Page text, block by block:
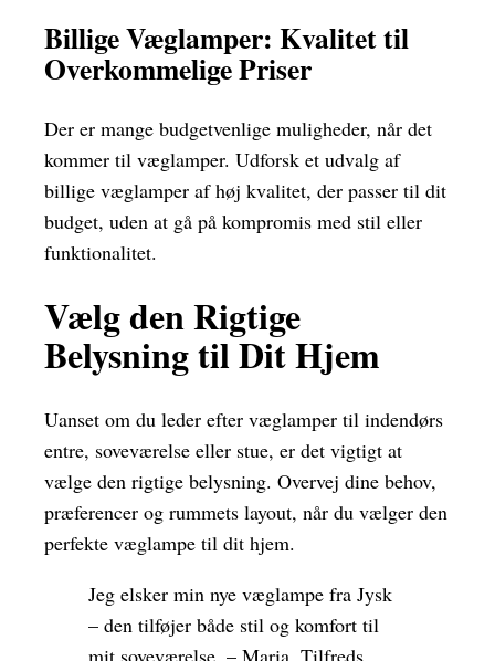
Billige Væglamper: Kvalitet til
Overkommelige Priser
Der er mange budgetvenlige muligheder, når det
kommer til væglamper. Udforsk et udvalg af
billige væglamper af høj kvalitet, der passer til dit
budget, uden at gå på kompromis med stil eller
funktionalitet.
Vælg den Rigtige
Belysning til Dit Hjem
Uanset om du leder efter væglamper til indendørs
entre, soveværelse eller stue, er det vigtigt at
vælge den rigtige belysning. Overvej dine behov,
præferencer og rummets layout, når du vælger den
perfekte væglampe til dit hjem.
Jeg elsker min nye væglampe fra Jysk
– den tilføjer både stil og komfort til
mit soveværelse. – Maria, Tilfreds